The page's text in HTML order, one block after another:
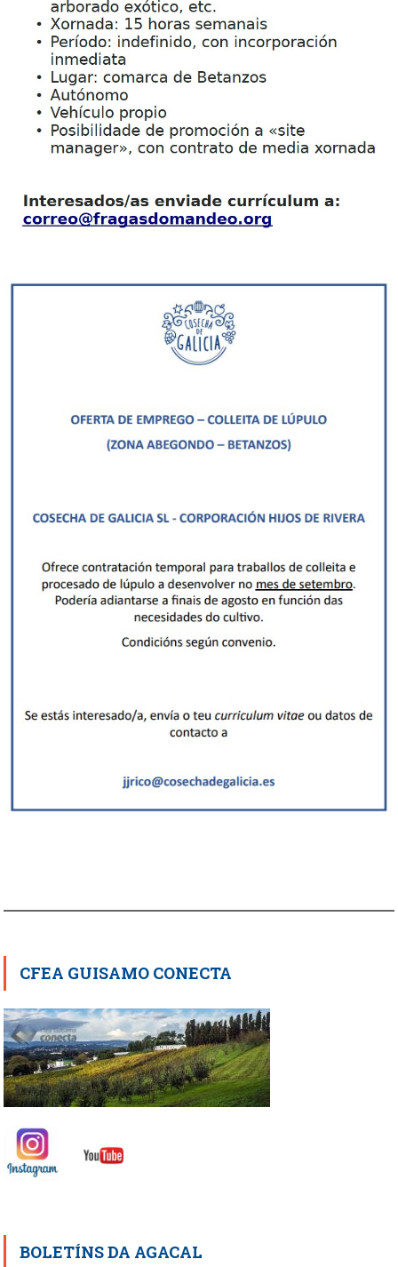
CFEA GUISAMO CONECTA
BOLETÍNS DA AGACAL